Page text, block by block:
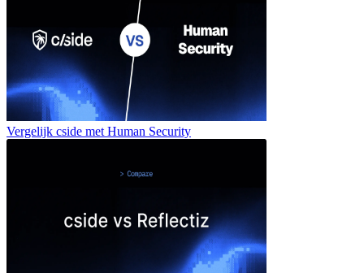
Vergelijk cside met Human Security